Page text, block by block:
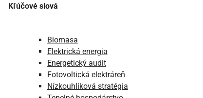
Kľúčové slová
Biomasa
Elektrická energia
Energetický audit
Fotovoltická elektráreň
Nízkouhlíková stratégia